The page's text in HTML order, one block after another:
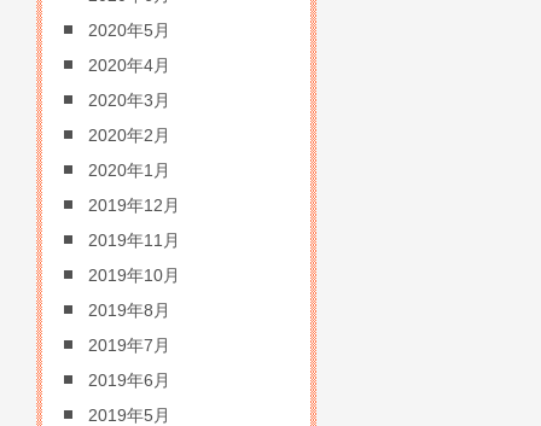
2020年5月
2020年4月
2020年3月
2020年2月
2020年1月
2019年12月
2019年11月
2019年10月
2019年8月
2019年7月
2019年6月
2019年5月